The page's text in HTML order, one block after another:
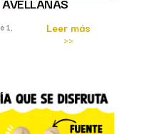
1,
Leer más
>>